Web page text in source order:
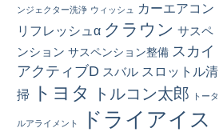
ンジェクター洗浄 ウィッシュ
カーエアコン
リフレッシュα クラウン サスペ
ンション サスペンション整備 スカイ
アクティブD スバル スロットル清
掃
トヨタ トルコン太郎 トータ
ルアライメント
ドライアイス